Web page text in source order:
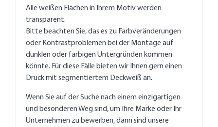
Alle weißen Flächen in Ihrem Motiv werden
transparent.
Bitte beachten Sie, das es zu Farbveränderungen
oder Kontrastproblemen bei der Montage auf
dunklen oder farbigen Untergründen kommen
könnte. Für diese Fälle bieten wir Ihnen gern einen
Druck mit segmentiertem Deckweiß an.
Wenn Sie auf der Suche nach einem einzigartigen
und besonderen Weg sind, um Ihre Marke oder Ihr
Unternehmen zu bewerben, dann sind unsere